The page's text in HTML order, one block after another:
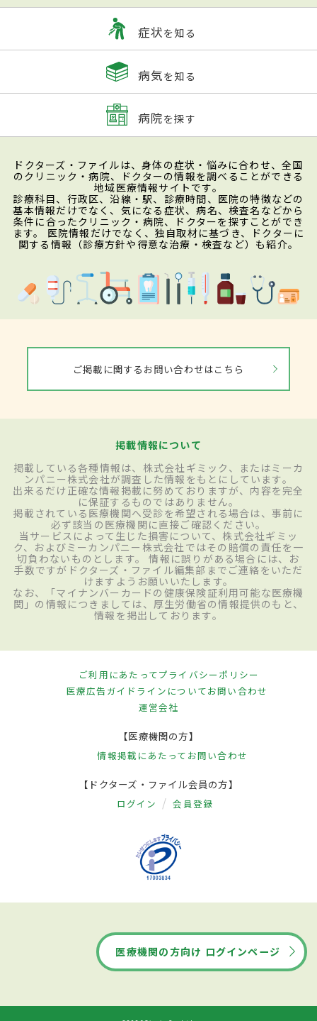
症状を知る
病気を知る
病院を探す
ドクターズ・ファイルは、身体の症状・悩みに合わせ、全国
のクリニック・病院、ドクターの情報を調べることができる
地域医療情報サイトです。
診療科目、行政区、沿線・駅、診療時間、医院の特徴などの
基本情報だけでなく、気になる症状、病名、検査名などから
条件に合ったクリニック・病院、ドクターを探すことができ
ます。 医院情報だけでなく、独自取材に基づき、ドクターに
関する情報（診療方針や得意な治療・検査など）も紹介。
ご掲載に関するお問い合わせはこちら
掲載情報について
掲載している各種情報は、株式会社ギミック、またはミーカ
ンパニー株式会社が調査した情報をもとにしています。
出来るだけ正確な情報掲載に努めておりますが、内容を完全
に保証するものではありません。
掲載されている医療機関へ受診を希望される場合は、事前に
必ず該当の医療機関に直接ご確認ください。
当サービスによって生じた損害について、株式会社ギミッ
ク、およびミーカンパニー株式会社ではその賠償の責任を一
切負わないものとします。 情報に誤りがある場合には、お
手数ですがドクターズ・ファイル編集部までご連絡をいただ
けますようお願いいたします。
なお、「マイナンバーカードの健康保険証利用可能な医療機
関」の情報につきましては、厚生労働省の情報提供のもと、
情報を掲出しております。
ご利用にあたってプライバシーポリシー
医療広告ガイドラインについてお問い合わせ
運営会社
【医療機関の方】
情報掲載にあたって お問い合わせ
【ドクターズ・ファイル会員の方】
ログイン 会員登録
医療機関の方向け ログインページ